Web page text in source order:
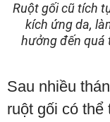
Ruột gối cũ tích
kích ứng da,
hưởng đến quá
Sau nhiều
ruột gối có